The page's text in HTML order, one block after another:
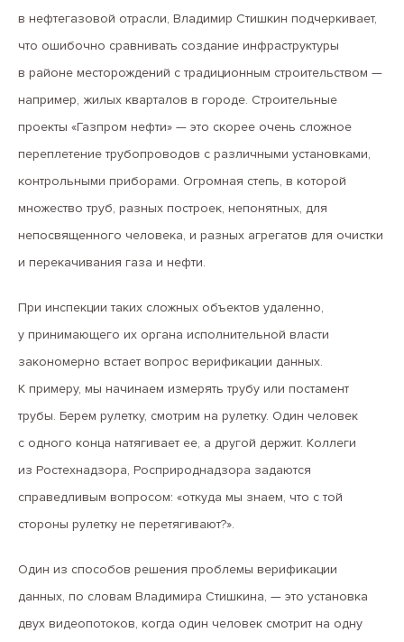
в нефтегазовой отрасли, Владимир Стишкин подчеркивает,
что ошибочно сравнивать создание инфраструктуры
в районе месторождений с традиционным строительством —
например, жилых кварталов в городе. Строительные
проекты «Газпром нефти» — это скорее очень сложное
переплетение трубопроводов с различными установками,
контрольными приборами. Огромная степь, в которой
множество труб, разных построек, непонятных, для
непосвященного человека, и разных агрегатов для очистки
и перекачивания газа и нефти.
При инспекции таких сложных объектов удаленно,
у принимающего их органа исполнительной власти
закономерно встает вопрос верификации данных.
К примеру, мы начинаем измерять трубу или постамент
трубы. Берем рулетку, смотрим на рулетку. Один человек
с одного конца натягивает ее, а другой держит. Коллеги
из Ростехнадзора, Росприроднадзора задаются
справедливым вопросом: «откуда мы знаем, что с той
стороны рулетку не перетягивают?».
Один из способов решения проблемы верификации
данных, по словам Владимира Стишкина, — это установка
двух видеопотоков, когда один человек смотрит на одну